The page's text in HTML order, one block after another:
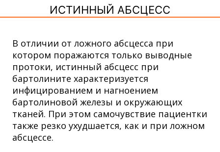
ИСТИННЫЙ АБСЦЕСС
В отличии от ложного абсцесса при
котором поражаются только выводные
протоки, истинный абсцесс при
бартолините характеризуется
инфицированием и нагноением
бартолиновой железы и окружающих
тканей. При этом самочувствие пациентки
также резко ухудшается, как и при ложном
абсцессе.